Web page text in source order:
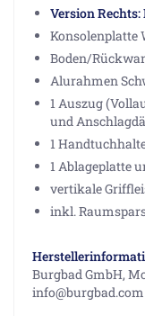
Version
Konsolenplatte
Boden/
Alurahmen
1 Auszug
und
1
1 Ablageplatte
vertikale
inkl.
Burgbad GmbH,
info@burgbad.com